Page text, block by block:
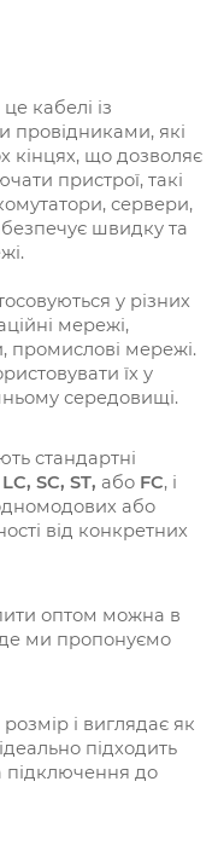
це кабелі із
провідниками, які
кінцях, що дозволяє
пристрої, такі
сервери,
швидку та
у різних
мережі,
промислові мережі.
їх у
середовищі.
стандартні
LC, SC, ST, або FC, і
або
від конкретних
оптом можна в
де ми пропонуємо
і виглядає як
підходить
підключення до